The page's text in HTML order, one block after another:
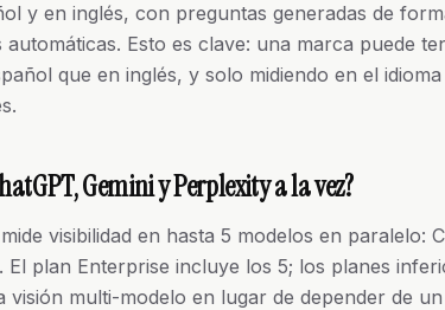
y en inglés, con preguntas generadas de
Esto es clave: una marca puede
que en inglés, y solo midiendo en el
Gemini y Perplexity a la vez?
visibilidad en hasta 5 modelos en paralelo:
El plan Enterprise incluye los 5; los planes
visión multi-modelo en lugar de depender de